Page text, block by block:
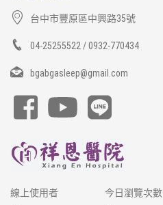
台中市豐原區中興路35號
04-25255522 / 0932-770434
bgabgasleep@gmail.com
線上使用者 今日瀏覽次數